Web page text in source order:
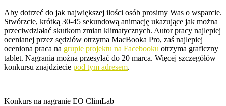
Aby dotrzeć do jak największej ilości osób prosimy Was o wsparcie.
Stwórzcie, krótką 30-45 sekundową animację ukazujące jak można
przeciwdziałać skutkom zmian klimatycznych. Autor pracy najlepiej
ocenianej przez sędziów otrzyma MacBooka Pro, zaś najlepiej
oceniona praca na grupie projektu na Facebooku otrzyma graficzny
tablet. Nagrania można przesyłać do 20 marca. Więcej szczegółów
konkursu znajdziecie pod tym adresem.
Konkurs na nagranie EO ClimLab